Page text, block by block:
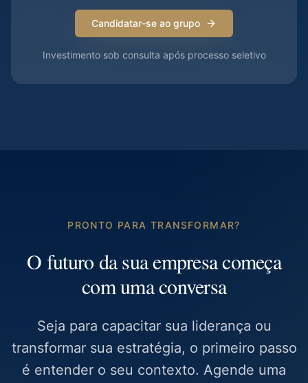
Candidatar-se ao grupo
Investimento sob consulta após processo seletivo
PRONTO PARA TRANSFORMAR?
O futuro da sua empresa começa
com uma conversa
Seja para capacitar sua liderança ou
transformar sua estratégia, o primeiro passo
é entender o seu contexto. Agende uma